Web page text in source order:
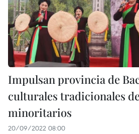
Impulsan provincia de
culturales tradicionales
minoritarios
20/09/2022 08:00